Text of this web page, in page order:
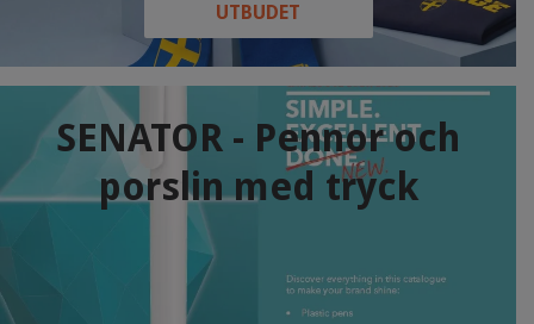
UTBUDET
SENATOR - Pennor och
porslin med tryck